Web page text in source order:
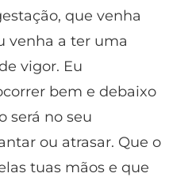
que venha
venha a ter uma
vigor. Eu
bem e debaixo
será no seu
ou atrasar. Que o
tuas mãos e que